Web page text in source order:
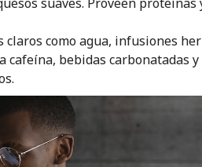
como agua, infusiones
bebidas carbonatadas y